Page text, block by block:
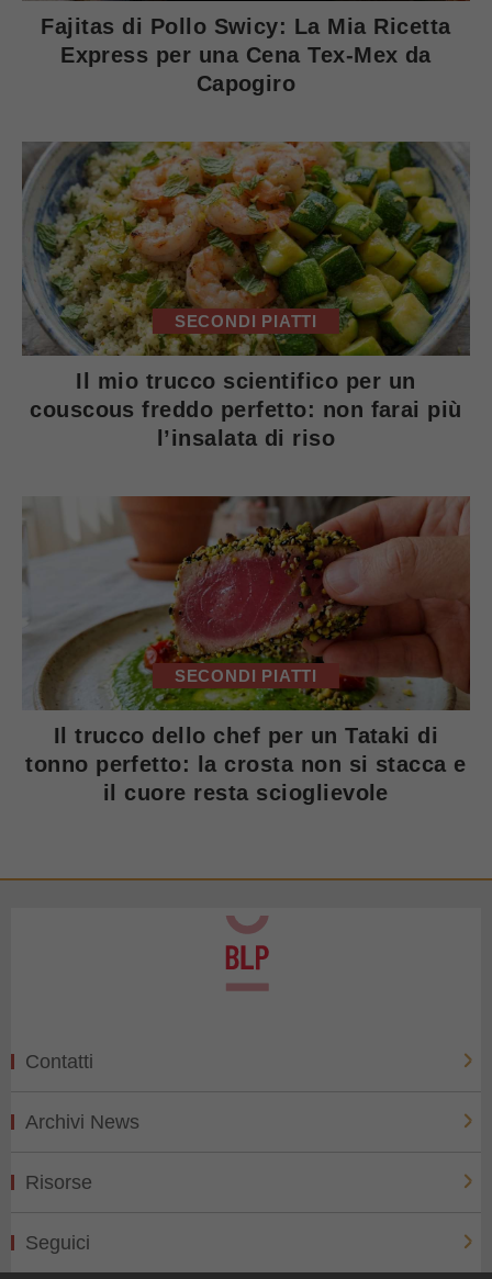
Fajitas di Pollo Swicy: La Mia Ricetta
Express per una Cena Tex-Mex da
Capogiro
SECONDI PIATTI
Il mio trucco scientifico per un
couscous freddo perfetto: non farai più
l’insalata di riso
SECONDI PIATTI
Il trucco dello chef per un Tataki di
tonno perfetto: la crosta non si stacca e
il cuore resta scioglievole
Contatti
Archivi News
Risorse
Seguici